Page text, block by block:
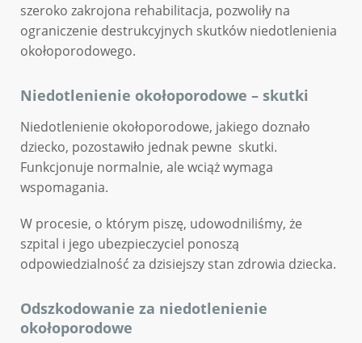
szeroko zakrojona rehabilitacja, pozwoliły na
ograniczenie destrukcyjnych skutków niedotlenienia
okołoporodowego.
Niedotlenienie okołoporodowe – skutki
Niedotlenienie okołoporodowe, jakiego doznało
dziecko, pozostawiło jednak pewne skutki.
Funkcjonuje normalnie, ale wciąż wymaga
wspomagania.
W procesie, o którym piszę, udowodniliśmy, że
szpital i jego ubezpieczyciel ponoszą
odpowiedzialność za dzisiejszy stan zdrowia dziecka.
Odszkodowanie za niedotlenienie
okołoporodowe